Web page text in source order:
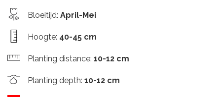
Bloeitijd: April-Mei
Hoogte: 40-45 cm
Planting distance: 10-12 cm
Planting depth: 10-12 cm